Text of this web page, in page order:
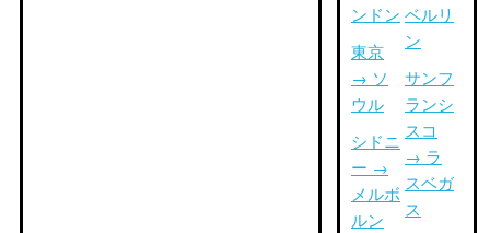
ンドン
東京
→ ソ
ウル
シドニ
ー →
メルボ
ルン
ベルリ
ン
サンフ
ランシ
スコ
→ ラ
スベガ
ス